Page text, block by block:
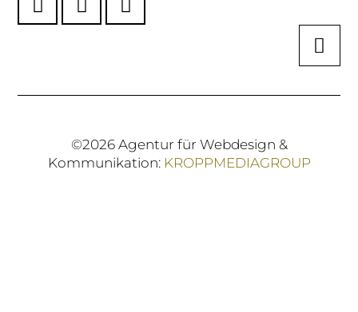
©2026 Agentur für Webdesign &
Kommunikation: KROPPMEDIAGROUP